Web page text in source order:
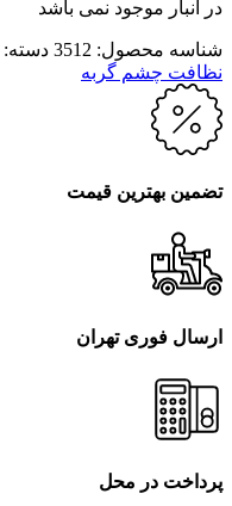
در انبار موجود نمی باشد
شناسه محصول: 3512 دسته:
نظافت چشم گربه
تضمین بهترین قیمت
ارسال فوری تهران
پرداخت در محل